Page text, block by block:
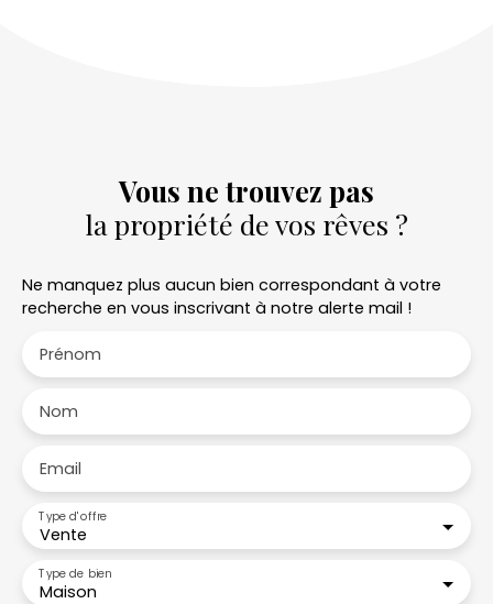
Vous ne trouvez pas
la propriété de vos rêves ?
Ne manquez plus aucun bien correspondant à votre
recherche en vous inscrivant à notre alerte mail !
Prénom
Nom
Email
Vente
Type d'offre
Maison
Type de bien